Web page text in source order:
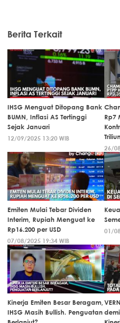
Berita Terkait
IHSG Menguat Ditopang Bank
BUMN, Inflasi AS Tertinggi
Sejak Januari
12/09/2025 13:20 WIB
Rp7
Triliun
26/
Emiten Mulai Tebar Dividen
Interim, Rupiah Menguat ke
Rp16.200 per USD
07/08/2025 19:34 WIB
01/
Kinerja Emiten Besar Beragam,
IHSG Masih Bullish. Penguatan